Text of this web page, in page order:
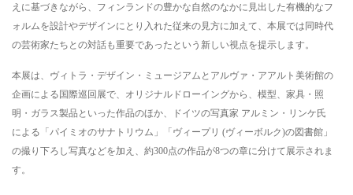
えに基づきながら、フィンランドの豊かな自然のなかに見出した有機的なフ
ォルムを設計やデザインにとり入れた従来の見方に加えて、本展では同時代
の芸術家たちとの対話も重要であったという新しい視点を提示します。
本展は、ヴィトラ・デザイン・ミュージアムとアルヴァ・アアルト美術館の
企画による国際巡回展で、オリジナルドローイングから、模型、家具・照
明・ガラス製品といった作品のほか、ドイツの写真家 アルミン・リンケ氏
による「パイミオのサナトリウム」「ヴィープリ (ヴィーボルク)の図書館」
の撮り下ろし写真などを加え、約300点の作品が8つの章に分けて展示されま
す。